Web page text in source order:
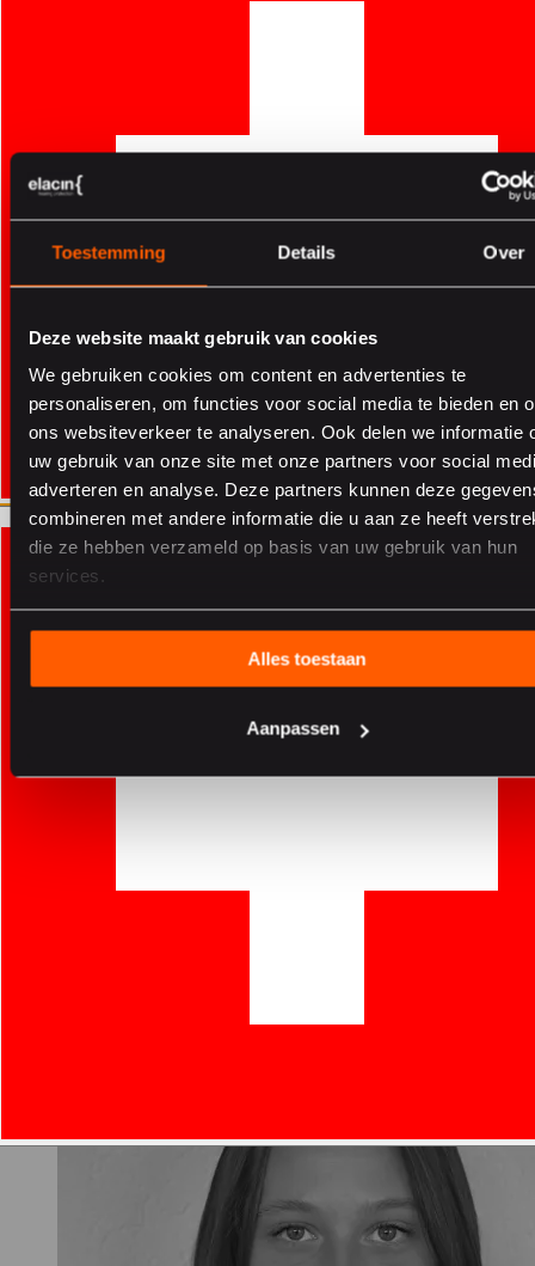
Toestemming Details Over
Deze website maakt gebruik van cookies
We gebruiken cookies om content en advertenties te
personaliseren, om functies voor social media te bieden en
ons websiteverkeer te analyseren. Ook delen we informatie
uw gebruik van onze site met onze partners voor social
adverteren en analyse. Deze partners kunnen deze
combineren met andere informatie die u aan ze heeft
die ze hebben verzameld op basis van uw gebruik van hun
services.
Alles toestaan
Aanpassen
Kundenservice
Aller sur le site suisseAller sur le site suisse